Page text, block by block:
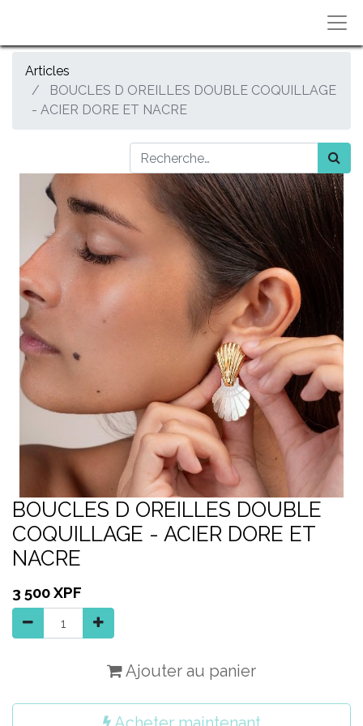
Articles
BOUCLES D OREILLES DOUBLE COQUILLAGE
- ACIER DORE ET NACRE
BOUCLES D OREILLES DOUBLE
COQUILLAGE - ACIER DORE ET
NACRE
3 500XPF
Ajouter au panier